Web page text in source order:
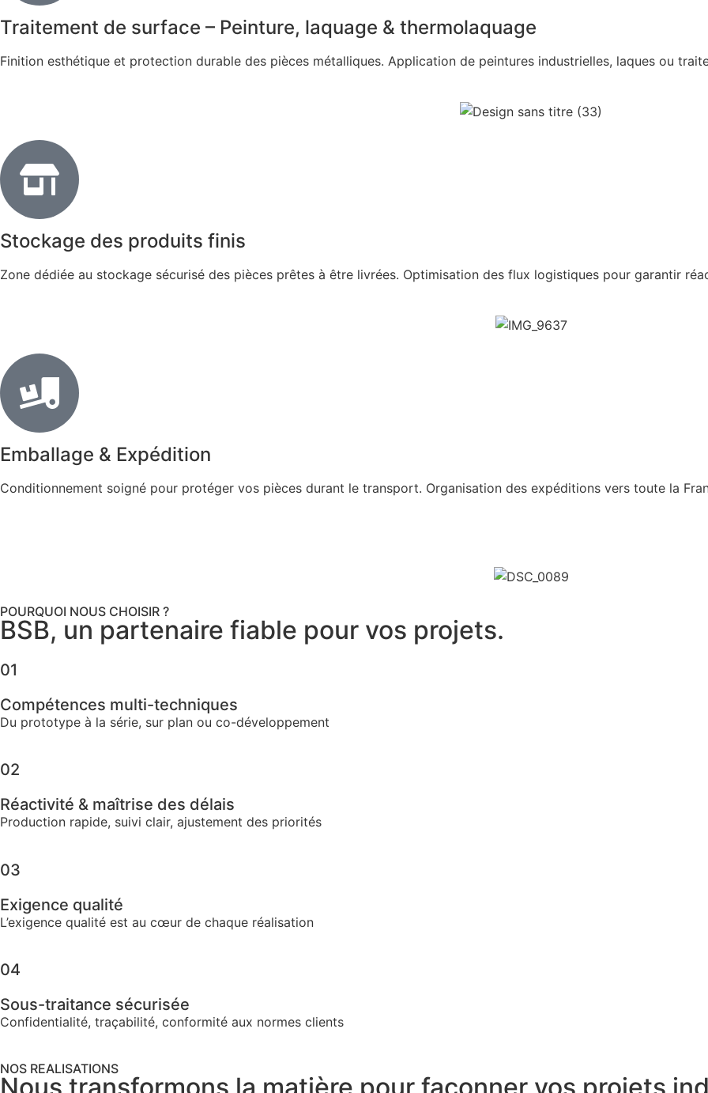
Traitement de surface – Peinture, laquage & thermolaquage
Finition esthétique et protection durable des pièces métalliques. Application de peintures industrielles, laques ou
Stockage des produits finis
Zone dédiée au stockage sécurisé des pièces prêtes à être livrées. Optimisation des flux logistiques pour garantir
Emballage & Expédition
Conditionnement soigné pour protéger vos pièces durant le transport. Organisation des expéditions vers toute la
POURQUOI NOUS CHOISIR ?
BSB, un partenaire fiable pour vos projets.
01
Compétences multi-techniques
Du prototype à la série, sur plan ou co-développement
02
Réactivité & maîtrise des délais
Production rapide, suivi clair, ajustement des priorités
03
Exigence qualité​
L’exigence qualité est au cœur de chaque réalisation
04
Sous-traitance sécurisée​
Confidentialité, traçabilité, conformité aux normes clients
NOS REALISATIONS
Nous transformons la matière pour façonner vos projets